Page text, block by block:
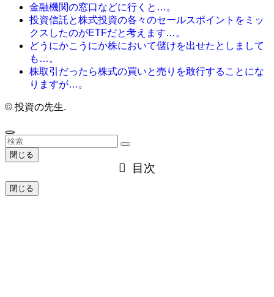
金融機関の窓口などに行くと…。
投資信託と株式投資の各々のセールスポイントをミッ
クスしたのがETFだと考えます…。
どうにかこうにか株において儲けを出せたとしまして
も…。
株取引だったら株式の買いと売りを敢行することにな
りますが…。
© 投資の先生.
閉じる
目次
閉じる